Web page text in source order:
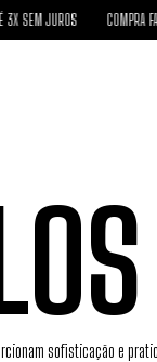
SEM JUROS COMPRA
sofisticação e